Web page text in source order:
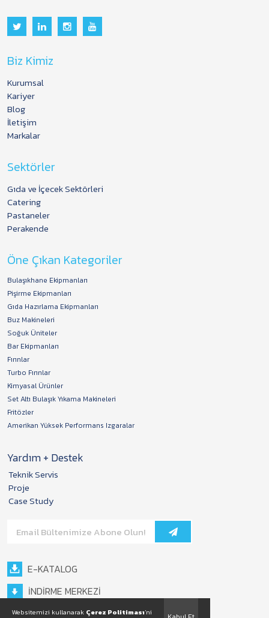
Biz Kimiz
Kurumsal
Kariyer
Blog
İletişim
Markalar
Sektörler
Gıda ve İçecek Sektörleri
Catering
Pastaneler
Perakende
Öne Çıkan Kategoriler
Bulaşıkhane Ekipmanları
Pişirme Ekipmanları
Gıda Hazırlama Ekipmanları
Buz Makineleri
Soğuk Üniteler
Bar Ekipmanları
Fırınlar
Turbo Fırınlar
Kimyasal Ürünler
Set Altı Bulaşık Yıkama Makineleri
Fritözler
Amerikan Yüksek Performans Izgaralar
Yardım + Destek
Teknik Servis
Proje
Case Study
E-KATALOG
İNDİRME MERKEZİ
Websitemizi kullanarak Çerez Politiması'ni